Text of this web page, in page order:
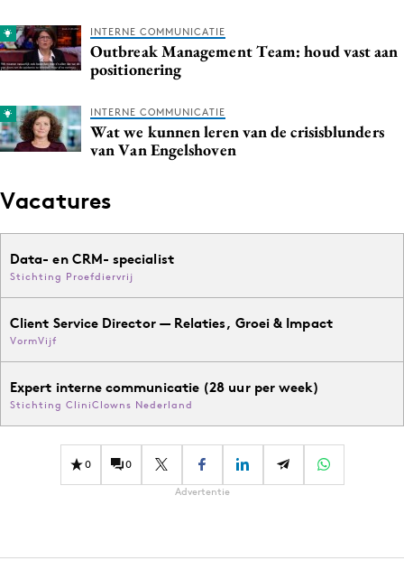
INTERNE COMMUNICATIE
Outbreak Management Team: houd vast aan
positionering
INTERNE COMMUNICATIE
Wat we kunnen leren van de crisisblunders
van Van Engelshoven
Vacatures
Data- en CRM- specialist
Stichting Proefdiervrij
Client Service Director — Relaties, Groei & Impact
VormVijf
Expert interne communicatie (28 uur per week)
Stichting CliniClowns Nederland
0 0
Advertentie